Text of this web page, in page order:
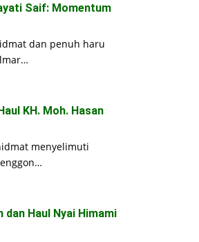
Saif: Momentum
dan penuh haru
KH. Moh. Hasan
menyelimuti
dan Haul Nyai Himami